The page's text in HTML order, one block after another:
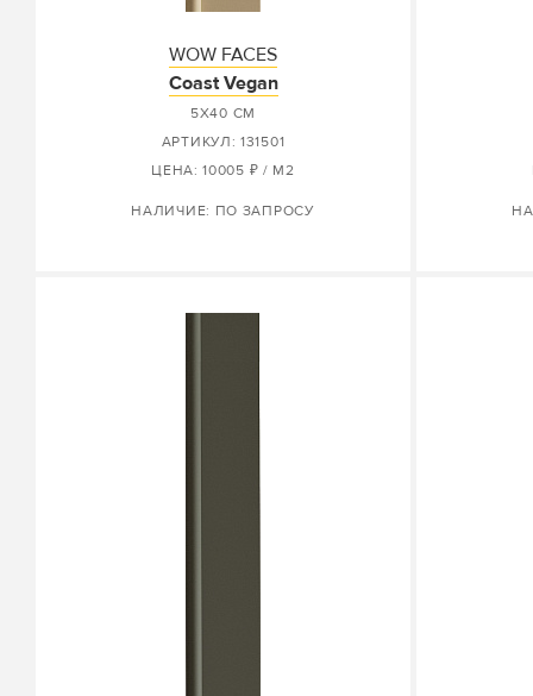
WOW FACES
Coast Vegan
5X40 СМ
АРТИКУЛ: 131501
ЦЕНА: 10005 ₽ / М2
НАЛИЧИЕ: ПО ЗАПРОСУ